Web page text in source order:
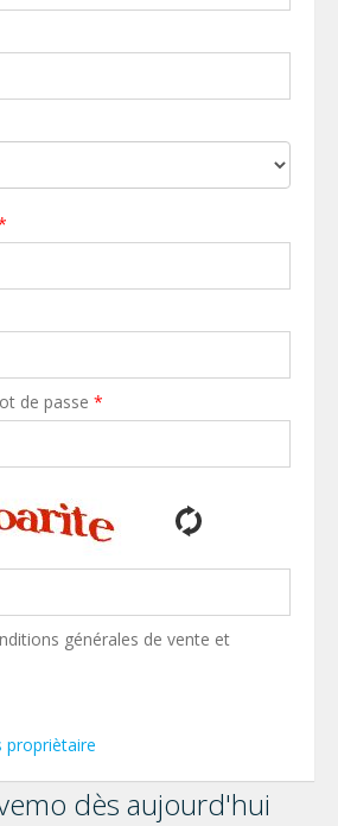
de passe *
générales de vente et
propriètaire
dès aujourd'hui